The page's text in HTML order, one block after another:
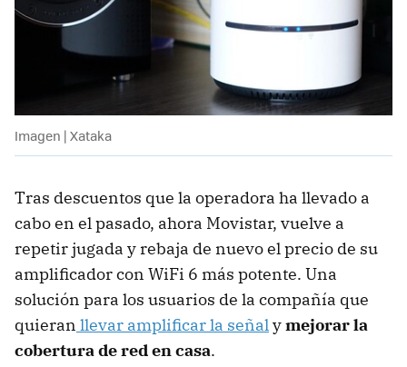
Imagen | Xataka
Tras descuentos que la operadora ha llevado a
cabo en el pasado, ahora Movistar, vuelve a
repetir jugada y rebaja de nuevo el precio de su
amplificador con WiFi 6 más potente. Una
solución para los usuarios de la compañía que
quieran llevar amplificar la señalymejorar la
cobertura de red en casa.